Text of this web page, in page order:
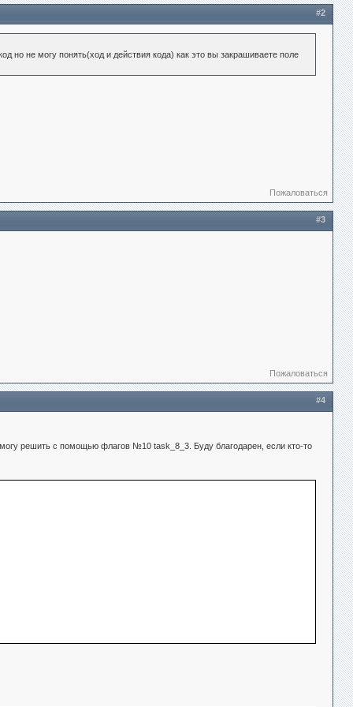
#2
но не могу понять(ход и действия кода) как это вы закрашиваете поле
Пожаловаться
#3
Пожаловаться
#4
решить с помощью флагов №10 task_8_3. Буду благодарен, если кто-то